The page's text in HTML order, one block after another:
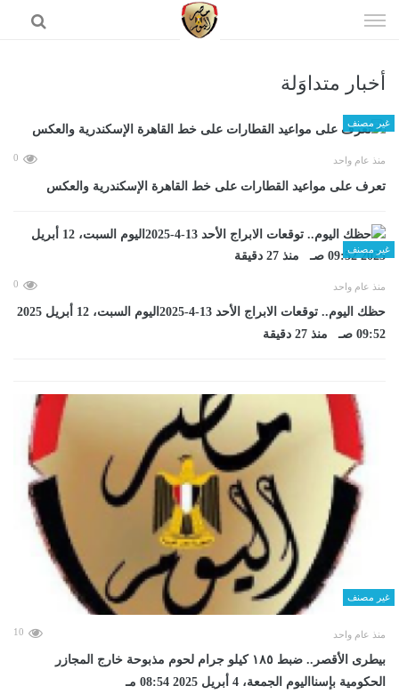
الى
أخبار متداوَلة
غير مصنف
منذ عام واحد 0
تعرف على مواعيد القطارات على خط القاهرة الإسكندرية والعكس
غير مصنف
منذ عام واحد 0
حظك اليوم.. توقعات الابراج الأحد 13-4-2025اليوم السبت، 12 أبريل 2025
09:52 صـ منذ 27 دقيقة
غير مصنف
منذ عام واحد 10
بيطرى الأقصر.. ضبط ١٨٥ كيلو جرام لحوم مذبوحة خارج المجازر
الحكومية بإسنااليوم الجمعة، 4 أبريل 2025 08:54 مـ